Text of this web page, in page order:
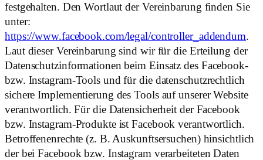
festgehalten. Den Wortlaut der Vereinbarung finden Sie
unter:
https://www.facebook.com/legal/controller_addendum.
Laut dieser Vereinbarung sind wir für die Erteilung der
Datenschutzinformationen beim Einsatz des Facebook-
bzw. Instagram-Tools und für die datenschutzrechtlich
sichere Implementierung des Tools auf unserer Website
verantwortlich. Für die Datensicherheit der Facebook
bzw. Instagram-Produkte ist Facebook verantwortlich.
Betroffenenrechte (z. B. Auskunftsersuchen) hinsichtlich
der bei Facebook bzw. Instagram verarbeiteten Daten